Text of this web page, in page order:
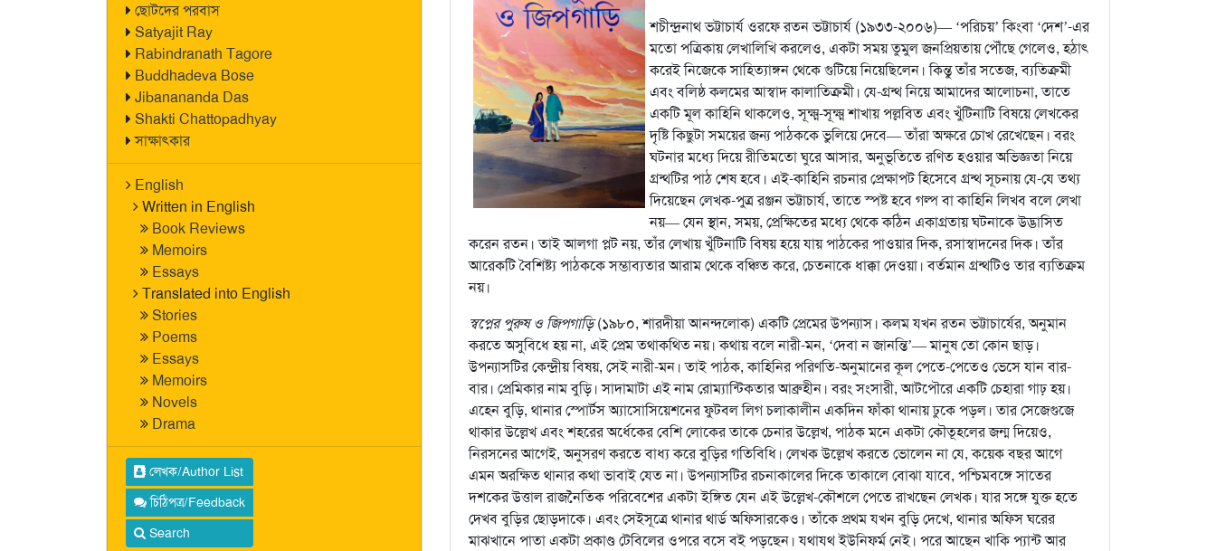
ছোটদের পরবাস
Satyajit Ray
Rabindranath Tagore
Buddhadeva Bose
Jibanananda Das
Shakti Chattopadhyay
সাক্ষাৎকার
English
Written in English
Book Reviews
Memoirs
Essays
Translated into English
Stories
Poems
Essays
Memoirs
Novels
Drama
লেখক/Author List
চিঠিপত্র/Feedback
Search
শচীন্দ্রনাথ ভট্টাচার্য ওরফে রতন ভট্টাচার্য (১৯৩৩-২০০৬)— ‘পরিচয়’ কিংবা ‘দেশ’-এর
মতো পত্রিকায় লেখালিখি করলেও, একটা সময় তুমুল জনপ্রিয়তায় পৌঁছে গেলেও, হঠাৎ
করেই নিজেকে সাহিত্যাঙ্গন থেকে গুটিয়ে নিয়েছিলেন। কিন্তু তাঁর সতেজ, ব্যতিক্রমী
এবং বলিষ্ঠ কলমের আস্বাদ কালাতিক্রমী। যে-গ্রন্থ নিয়ে আমাদের আলোচনা, তাতে
একটি মূল কাহিনি থাকলেও, সূক্ষ্ম-সূক্ষ্ম শাখায় পল্লবিত এবং খুঁটিনাটি বিষয়ে লেখকের
দৃষ্টি কিছুটা সময়ের জন্য পাঠককে ভুলিয়ে দেবে— তাঁরা অক্ষরে চোখ রেখেছেন। বরং
ঘটনার মধ্যে দিয়ে রীতিমতো ঘুরে আসার, অনুভূতিতে রণিত হওয়ার অভিজ্ঞতা নিয়ে
গ্রন্থটির পাঠ শেষ হবে। এই-কাহিনি রচনার প্রেক্ষাপট হিসেবে গ্রন্থ সূচনায় যে-যে তথ্য
দিয়েছেন লেখক-পুত্র রঞ্জন ভট্টাচার্য, তাতে স্পষ্ট হবে গল্প বা কাহিনি লিখব বলে লেখা
নয়— যেন স্থান, সময়, প্রেক্ষিতের মধ্যে থেকে কঠিন একাগ্রতায় ঘটনাকে উদ্ভাসিত
করেন রতন। তাই আলগা প্লট নয়, তাঁর লেখায় খুঁটিনাটি বিষয় হয়ে যায় পাঠকের পাওয়ার দিক, রসাস্বাদনের দিক। তাঁর
আরেকটি বৈশিষ্ট্য পাঠককে সম্ভাব্যতার আরাম থেকে বঞ্চিত করে, চেতনাকে ধাক্কা দেওয়া। বর্তমান গ্রন্থটিও তার ব্যতিক্রম
নয়।
স্বপ্নের পুরুষ ও জিপগাড়ি(১৯৮০, শারদীয়া আনন্দলোক) একটি প্রেমের উপন্যাস। কলম যখন রতন ভট্টাচার্যের, অনুমান
করতে অসুবিধে হয় না, এই প্রেম তথাকথিত নয়। কথায় বলে নারী-মন, ‘দেবা ন জানন্তি’— মানুষ তো কোন ছাড়।
উপন্যাসটির কেন্দ্রীয় বিষয়, সেই নারী-মন। তাই পাঠক, কাহিনির পরিণতি-অনুমানের কূল পেতে-পেতেও ভেসে যান বার-
বার। প্রেমিকার নাম বুড়ি। সাদামাটা এই নাম রোম্যান্টিকতার আব্রুহীন। বরং সংসারী, আটপৌরে একটি চেহারা গাঢ় হয়।
এহেন বুড়ি, থানার স্পোর্টস অ্যাসোসিয়েশনের ফুটবল লিগ চলাকালীন একদিন ফাঁকা থানায় ঢুকে পড়ল। তার সেজেগুজে
থাকার উল্লেখ এবং শহরের অর্ধেকের বেশি লোকের তাকে চেনার উল্লেখ, পাঠক মনে একটা কৌতূহলের জন্ম দিয়েও,
নিরসনের আগেই, অনুসরণ করতে বাধ্য করে বুড়ির গতিবিধি। লেখক উল্লেখ করতে ভোলেন না যে, কয়েক বছর আগে
এমন অরক্ষিত থানার কথা ভাবাই যেত না। উপন্যাসটির রচনাকালের দিকে তাকালে বোঝা যাবে, পশ্চিমবঙ্গে সাতের
দশকের উত্তাল রাজনৈতিক পরিবেশের একটা ইঙ্গিত যেন এই উল্লেখ-কৌশলে পেতে রাখছেন লেখক। যার সঙ্গে যুক্ত হতে
দেখব বুড়ির ছোড়দাকে। এবং সেইসূত্রে থানার থার্ড অফিসারকেও। তাঁকে প্রথম যখন বুড়ি দেখে, থানার অফিস ঘরের
মাঝখানে পাতা একটা প্রকাণ্ড টেবিলের ওপরে বসে বই পড়ছেন। যথাযথ ইউনিফর্ম নেই। পরে আছেন খাকি প্যান্ট আর